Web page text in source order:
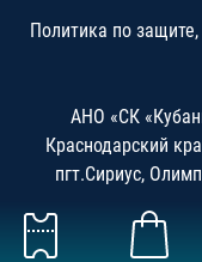
Политика по
АНО «СК
Краснодарский
пгт.Сириус,